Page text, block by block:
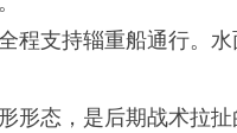
程支持辎重船通行。
形态，是后期战术拉